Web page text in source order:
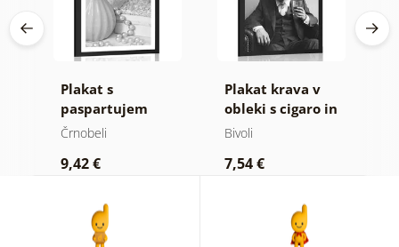
Plakat s
paspartujem
luksuzno zatišje v
Črnobeli
9,42 €
Plakat krava v
obleki s cigaro in
viskijem
Bivoli
7,54 €